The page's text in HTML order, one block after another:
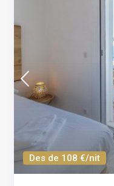
Des de 108 €/nit